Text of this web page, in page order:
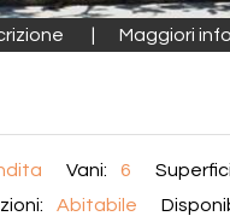
Maggiori
Vani: 6
Abitabile